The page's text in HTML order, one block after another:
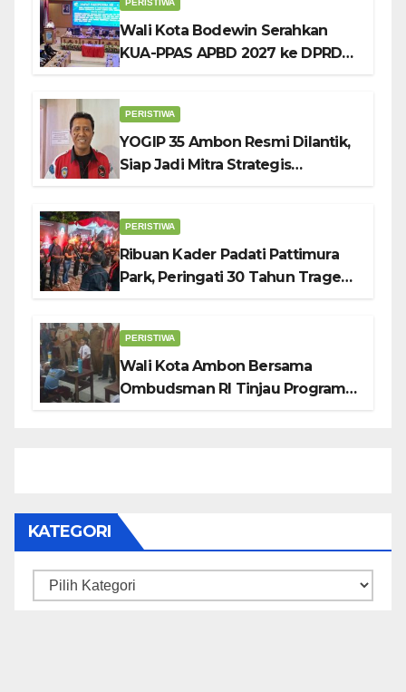
PERISTIWA
Wali Kota Bodewin Serahkan
KUA-PPAS APBD 2027 ke DPRD
PERISTIWA
YOGIP 35 Ambon Resmi Dilantik,
Siap Jadi Mitra Strategis
PERISTIWA
Ribuan Kader Padati Pattimura
Park, Peringati 30 Tahun Tragedi
PERISTIWA
Wali Kota Ambon Bersama
Ombudsman RI Tinjau Program
KATEGORI
Kategori